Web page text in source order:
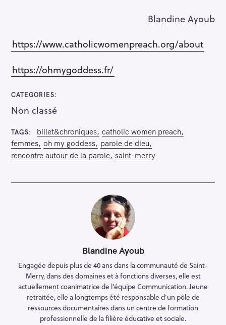
Blandine Ayoub
https://www.catholicwomenpreach.org/about
https://ohmygoddess.fr/
CATEGORIES
Non classé
TAGS billet&chroniques catholic women preach
femmes oh my goddess parole de dieu
rencontre autour de la parole saint-merry
Blandine Ayoub
Engagée depuis plus de 40 ans dans la communauté de Saint-
Merry, dans des domaines et à fonctions diverses, elle est
actuellement coanimatrice de l'équipe Communication. Jeune
retraitée, elle a longtemps été responsable d’un pôle de
ressources documentaires dans un centre de formation
professionnelle de la filière éducative et sociale.